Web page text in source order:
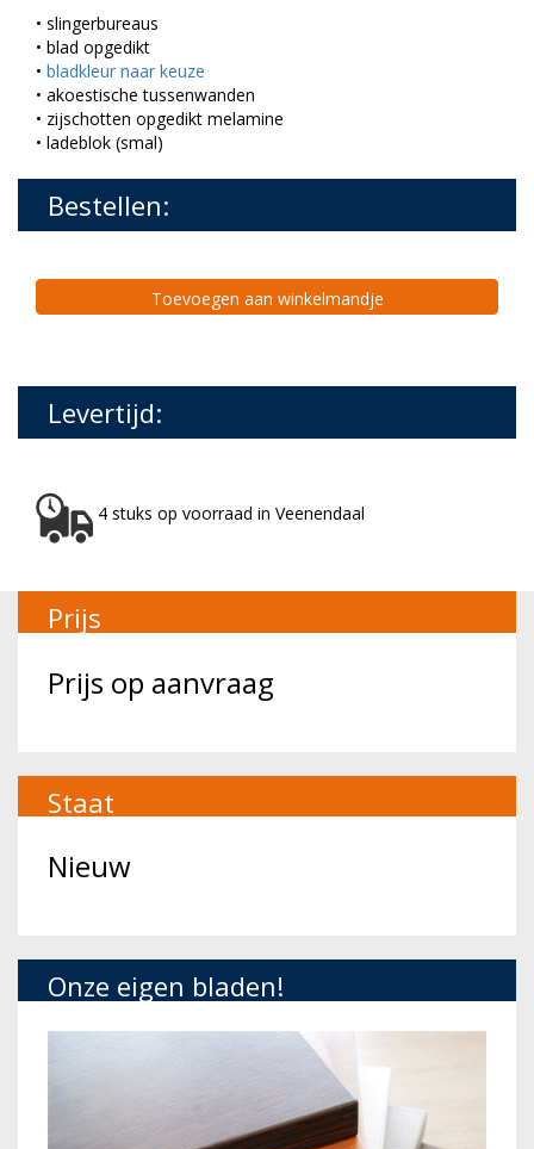
• slingerbureaus
• blad opgedikt
• bladkleur naar keuze
• akoestische tussenwanden
• zijschotten opgedikt melamine
• ladeblok (smal)
Bestellen:
Toevoegen aan winkelmandje
Levertijd:
4 stuks op voorraad in Veenendaal
Prijs
Prijs op aanvraag
Staat
Nieuw
Onze eigen bladen!